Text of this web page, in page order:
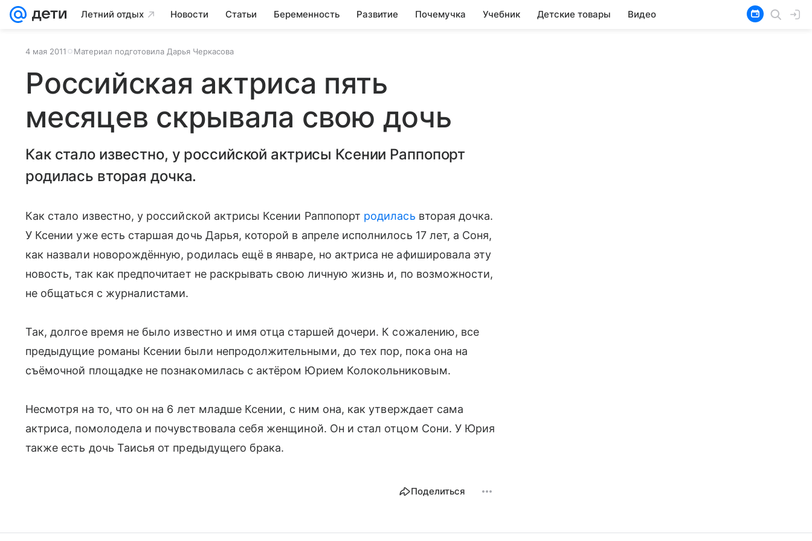
Летний отдых Новости Статьи Беременность Развитие Почемучка Учебник Детские товары Видео
4 мая 2011 Материал подготовила Дарья Черкасова
Российская актриса пять
месяцев скрывала свою дочь
Как стало известно, у российской актрисы Ксении Раппопорт
родилась вторая дочка.
Как стало известно, у российской актрисы Ксении Раппопорт родилась вторая дочка.
У Ксении уже есть старшая дочь Дарья, которой в апреле исполнилось 17 лет, а Соня,
как назвали новорождённую, родилась ещё в январе, но актриса не афишировала эту
новость, так как предпочитает не раскрывать свою личную жизнь и, по возможности,
не общаться с журналистами.
Так, долгое время не было известно и имя отца старшей дочери. К сожалению, все
предыдущие романы Ксении были непродолжительными, до тех пор, пока она на
съёмочной площадке не познакомилась с актёром Юрием Колокольниковым.
Несмотря на то, что он на 6 лет младше Ксении, с ним она, как утверждает сама
актриса, помолодела и почувствовала себя женщиной. Он и стал отцом Сони. У Юрия
также есть дочь Таисья от предыдущего брака.
Поделиться